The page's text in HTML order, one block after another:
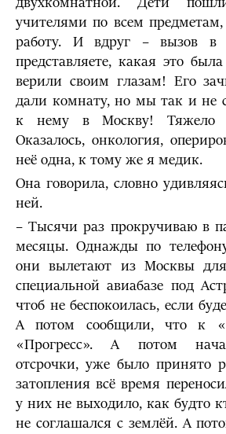
учителями по всем
работу. И вдруг – вызов
представляете, какая это
верили своим глазам! Его
дали комнату, но мы так и не
к нему в Москву! Тяжело
Оказалось, онкология,
неё одна, к тому же я медик.
Она говорила, словно
ней.
– Тысячи раз прокручиваю в
месяцы. Однажды по
они вылетают из Москвы
специальной авиабазе под
чтоб не беспокоилась, если
А потом сообщили, что к
«Прогресс». А потом
отсрочки, уже было принято
затопления всё время
у них не выходило, как будто
не соглашался с землёй. А